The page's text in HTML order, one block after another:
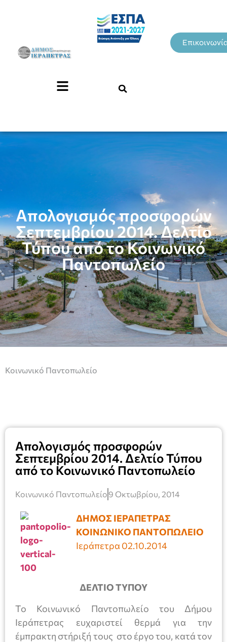
Απολογισμός προσφορών
Σεπτεμβρίου 2014. Δελτίο
Τύπου από το Κοινωνικό
Παντοπωλείο
Κοινωνικό Παντοπωλείο
Απολογισμός προσφορών
Σεπτεμβρίου 2014. Δελτίο Τύπου
από το Κοινωνικό Παντοπωλείο
Κοινωνικό Παντοπωλείο 9 Οκτωβρίου, 2014
ΔΗΜΟΣ ΙΕΡΑΠΕΤΡΑΣ
ΚΟΙΝΩΝΙΚΟ ΠΑΝΤΟΠΩΛΕΙΟ
Ιεράπετρα 02.10.2014
ΔΕΛΤΙΟ ΤΥΠΟΥ
Το Κοινωνικό Παντοπωλείο του Δήμου
Ιεράπετρας ευχαριστεί θερμά για την
έμπρακτη στήριξή τους στο έργο του, κατά τον